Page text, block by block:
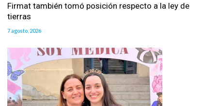
Firmat también tomó posición respecto a la ley de
tierras
7 agosto, 2026